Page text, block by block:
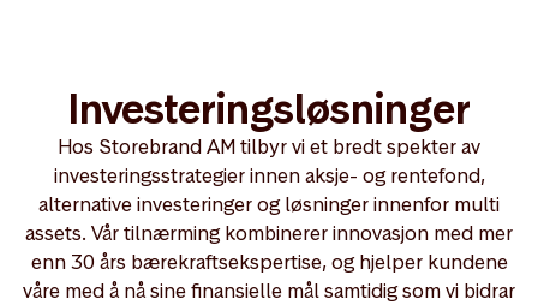
Investeringsløsninger
Hos Storebrand AM tilbyr vi et bredt spekter av
investeringsstrategier innen aksje- og rente­fond,
alternative investeringer og løsninger innenfor multi
assets. Vår tilnærming kombinerer innovasjon med mer
enn 30 års bærekraftsekspertise, og hjelper kundene
våre med å nå sine finansielle mål samtidig som vi bidrar